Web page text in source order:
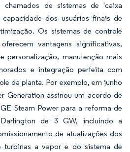
chamados de sistemas de 'caixa
dos usuários finais de
Os sistemas de controle
vantagens significativas,
personalização, manutenção mais
e integração perfeita com
da planta. Por exemplo, em junho
Generation assinou um acordo de
Steam Power para a reforma de
de 3 GW, incluindo a
de atualizações dos
turbinas a vapor e do sistema de